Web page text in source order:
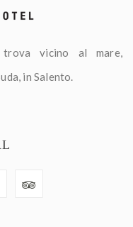
vicino al mare,
in Salento.